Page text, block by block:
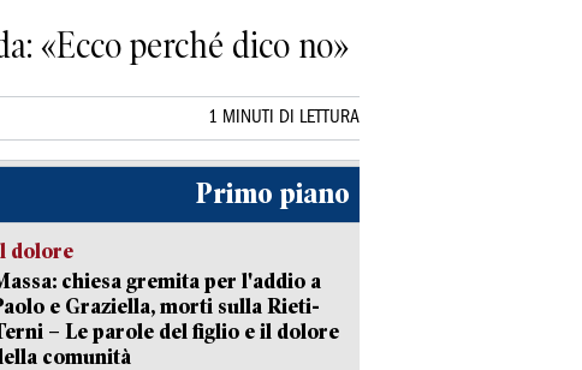
«Ecco perché dico no»
1 MINUTI DI LETTURA
Primo piano
dolore
chiesa gremita per l'addio a
e Graziella, morti sulla Rieti-
– Le parole del figlio e il dolore
comunità